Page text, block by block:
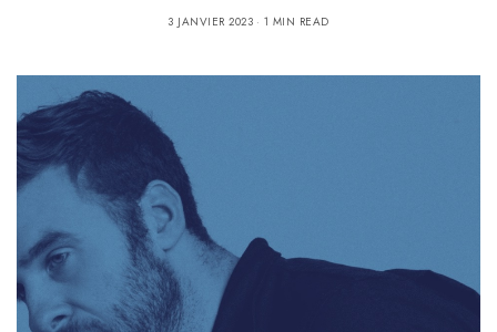
3 JANVIER 2023 1 MIN READ